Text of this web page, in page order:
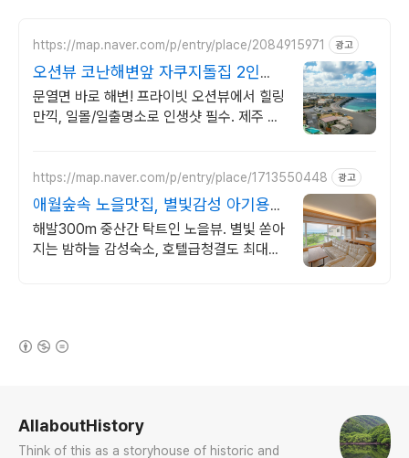
https://map.naver.com/p/entry/place/2084915971 광고
오션뷰 코난해변앞 자쿠지돌집 2인
~10인 대가족/단체예약
문열면 바로 해변! 프라이빗 오션뷰에서 힐링
만끽, 일몰/일출명소로 인생샷 필수. 제주 감
https://map.naver.com/p/entry/place/1713550448 광고
애월숲속 노을맛집, 별빛감성 아기용품
완벽구비, 대가족
해발300m 중산간 탁트인 노을뷰. 별빛 쏟아
지는 밤하늘 감성숙소, 호텔급청결도 최대
AllaboutHistory
Think of this as a storyhouse of historic and